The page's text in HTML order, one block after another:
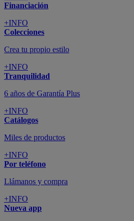
Financiación
+INFO
Colecciones
Crea tu propio estilo
+INFO
Tranquilidad
6 años de Garantía Plus
+INFO
Catálogos
Miles de productos
+INFO
Por teléfono
Llámanos y compra
+INFO
Nueva app